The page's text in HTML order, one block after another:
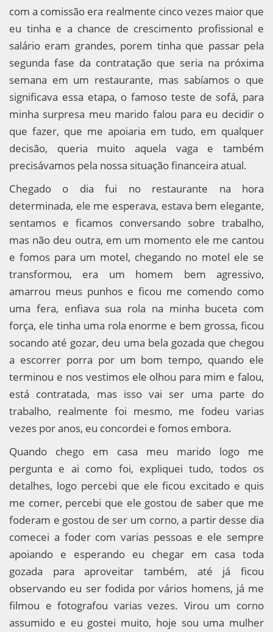
com a comissão era realmente cinco vezes maior que
eu tinha e a chance de crescimento profissional e
salário eram grandes, porem tinha que passar pela
segunda fase da contratação que seria na próxima
semana em um restaurante, mas sabíamos o que
significava essa etapa, o famoso teste de sofá, para
minha surpresa meu marido falou para eu decidir o
que fazer, que me apoiaria em tudo, em qualquer
decisão, queria muito aquela vaga e também
precisávamos pela nossa situação financeira atual.
Chegado o dia fui no restaurante na hora
determinada, ele me esperava, estava bem elegante,
sentamos e ficamos conversando sobre trabalho,
mas não deu outra, em um momento ele me cantou
e fomos para um motel, chegando no motel ele se
transformou, era um homem bem agressivo,
amarrou meus punhos e ficou me comendo como
uma fera, enfiava sua rola na minha buceta com
força, ele tinha uma rola enorme e bem grossa, ficou
socando até gozar, deu uma bela gozada que chegou
a escorrer porra por um bom tempo, quando ele
terminou e nos vestimos ele olhou para mim e falou,
está contratada, mas isso vai ser uma parte do
trabalho, realmente foi mesmo, me fodeu varias
vezes por anos, eu concordei e fomos embora.
Quando chego em casa meu marido logo me
pergunta e ai como foi, expliquei tudo, todos os
detalhes, logo percebi que ele ficou excitado e quis
me comer, percebi que ele gostou de saber que me
foderam e gostou de ser um corno, a partir desse dia
comecei a foder com varias pessoas e ele sempre
apoiando e esperando eu chegar em casa toda
gozada para aproveitar também, até já ficou
observando eu ser fodida por vários homens, já me
filmou e fotografou varias vezes. Virou um corno
assumido e eu gostei muito, hoje sou uma mulher